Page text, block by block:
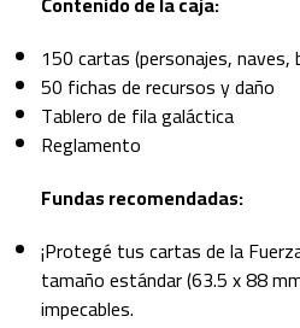
150 cartas (personajes, naves,
50 fichas de recursos y daño
Tablero de fila galáctica
Reglamento
Fundas recomendadas:
¡Protegé tus cartas de la
tamaño estándar (63.5 x 88
impecables.